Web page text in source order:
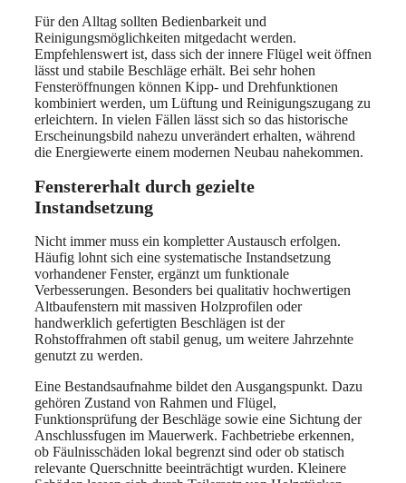
Für den Alltag sollten Bedienbarkeit und
Reinigungsmöglichkeiten mitgedacht werden.
Empfehlenswert ist, dass sich der innere Flügel weit öffnen
lässt und stabile Beschläge erhält. Bei sehr hohen
Fensteröffnungen können Kipp- und Drehfunktionen
kombiniert werden, um Lüftung und Reinigungszugang zu
erleichtern. In vielen Fällen lässt sich so das historische
Erscheinungsbild nahezu unverändert erhalten, während
die Energiewerte einem modernen Neubau nahekommen.
Fenstererhalt durch gezielte
Instandsetzung
Nicht immer muss ein kompletter Austausch erfolgen.
Häufig lohnt sich eine systematische Instandsetzung
vorhandener Fenster, ergänzt um funktionale
Verbesserungen. Besonders bei qualitativ hochwertigen
Altbaufenstern mit massiven Holzprofilen oder
handwerklich gefertigten Beschlägen ist der
Rohstoffrahmen oft stabil genug, um weitere Jahrzehnte
genutzt zu werden.
Eine Bestandsaufnahme bildet den Ausgangspunkt. Dazu
gehören Zustand von Rahmen und Flügel,
Funktionsprüfung der Beschläge sowie eine Sichtung der
Anschlussfugen im Mauerwerk. Fachbetriebe erkennen,
ob Fäulnisschäden lokal begrenzt sind oder ob statisch
relevante Querschnitte beeinträchtigt wurden. Kleinere